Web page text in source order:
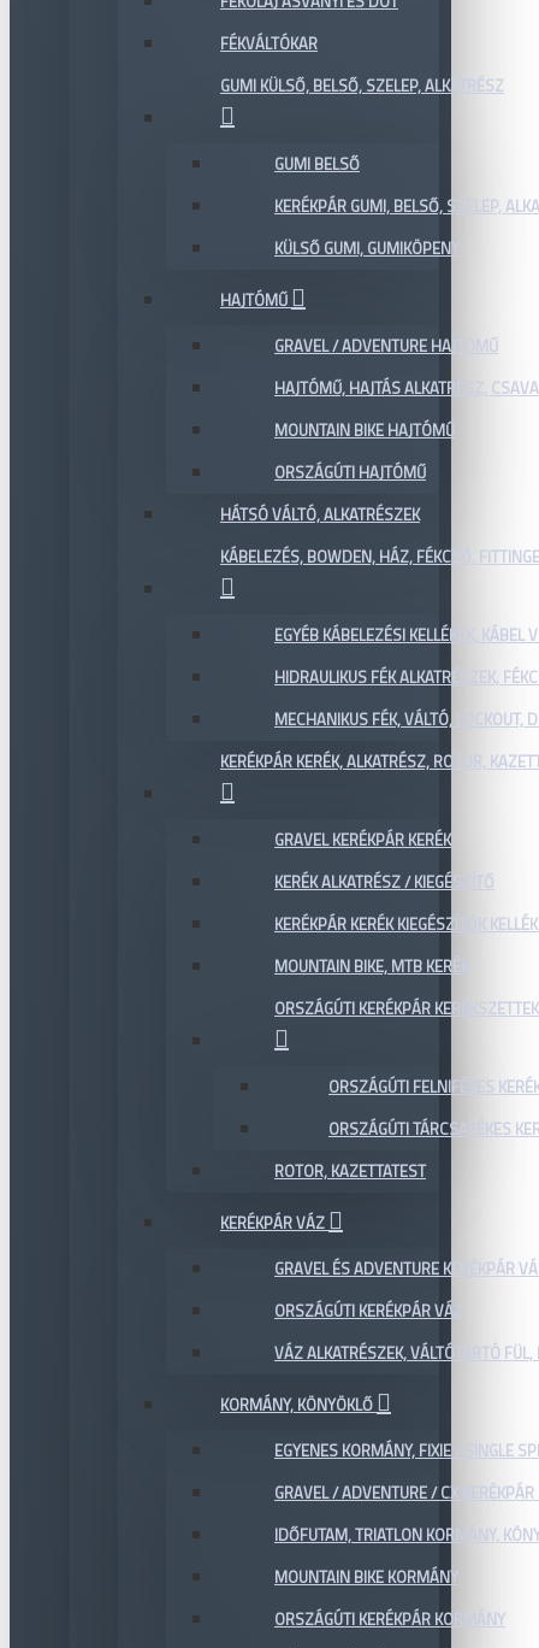
FÉKVÁLTÓKAR
GUMI KÜLSŐ, BELSŐ, SZELEP, ALKATRÉSZ
GUMI BELSŐ
KERÉKPÁR GUMI, BELSŐ, SZELEP,
KÜLSŐ GUMI, GUMIKÖPENY
HAJTÓMŰ
GRAVEL / ADVENTURE HAJTÓMŰ
HAJTÓMŰ, HAJTÁS ALKATRÉSZ,
MOUNTAIN BIKE HAJTÓMŰ
ORSZÁGÚTI HAJTÓMŰ
HÁTSÓ VÁLTÓ, ALKATRÉSZEK
KÁBELEZÉS, BOWDEN, HÁZ, FÉKCSŐ,
EGYÉB KÁBELEZÉSI KELLÉKEK,
HIDRAULIKUS FÉK ALKATRÉSZEK,
MECHANIKUS FÉK, VÁLTÓ, LOCKOUT,
KERÉKPÁR KERÉK, ALKATRÉSZ, ROTOR,
GRAVEL KERÉKPÁR KERÉK
KERÉK ALKATRÉSZ / KIEGÉSZÍTŐ
KERÉKPÁR KERÉK KIEGÉSZÍTŐK
MOUNTAIN BIKE, MTB KERÉK
ORSZÁGÚTI KERÉKPÁR KERÉKSZETTEK
ORSZÁGÚTI FELNIFÉKES
ORSZÁGÚTI TÁRCSAFÉKES
ROTOR, KAZETTATEST
KERÉKPÁR VÁZ
GRAVEL ÉS ADVENTURE KERÉKPÁR
ORSZÁGÚTI KERÉKPÁR VÁZ
VÁZ ALKATRÉSZEK, VÁLTÓTARTÓ FÜL,
KORMÁNY, KÖNYÖKLŐ
EGYENES KORMÁNY, FIXIE / SINGLE
GRAVEL / ADVENTURE / CX
IDŐFUTAM, TRIATLON KORMÁNY,
MOUNTAIN BIKE KORMÁNY
ORSZÁGÚTI KERÉKPÁR KORMÁNY